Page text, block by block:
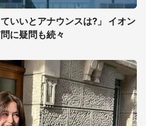
いいとアナウンスは?」 イオン
に疑問も続々